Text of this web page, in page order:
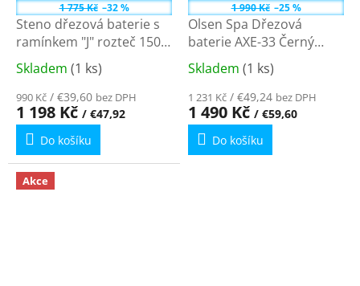
1 775 Kč –32 %
Steno dřezová baterie s
ramínkem "J" rozteč 150
mm chrom ST 3046J
Průměrné
hodnocení
produktu
je
3,6
z
5
hvězdiček.
Skladem (1 ks)
990 Kč / €39,60 bez DPH
1 198 Kč / €47,92
Do košíku
1 990 Kč –25 %
Olsen Spa Dřezová
baterie AXE-33 Černý
granit OLBAAXE33BK
Průměrné
hodnocení
produktu
je
3,7
z
Skladem (1 ks)
1 231 Kč / €49,24 bez DPH
1 490 Kč / €59,60
Do košíku
Akce